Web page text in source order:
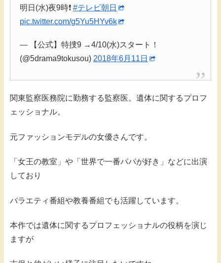
明日(水)夜9時❗️#テレビ朝日
pic.twitter.com/g5Yu5HYv6k
— 【公式】特捜9 →4/10(水)スタート！
(@5drama9tokusou) 2018年6月11日
関東監察医務院に勤務する監察医。遺体に関するプロフ
ェッショナル。
元ファッションモデルの女優さんです。
「女王の教室」や「世界で一番パパが好き」などに出演
しており
バラエティ番組や教養番組でも活躍しています。
本作では遺体に関するプロフェッショナルの役柄を演じ
ますが